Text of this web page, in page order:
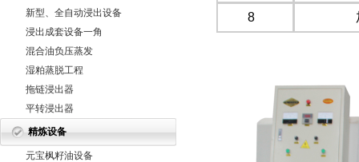
新型、全自动浸出设备
浸出成套设备一角
混合油负压蒸发
湿粕蒸脱工程
拖链浸出器
平转浸出器
精炼设备
元宝枫籽油设备
8